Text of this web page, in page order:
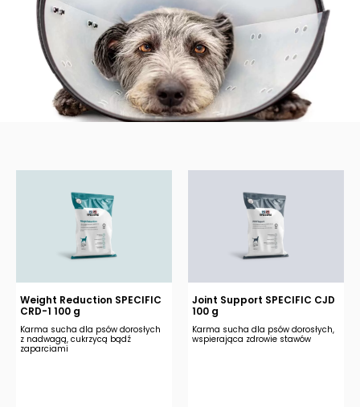
Weight Reduction SPECIFIC
CRD-1 100 g
Karma sucha dla psów dorosłych
z nadwagą, cukrzycą bądź
zaparciami
Joint Support SPECIFIC CJD
100 g
Karma sucha dla psów dorosłych,
wspierająca zdrowie stawów